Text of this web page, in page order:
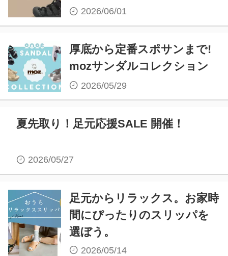
2026/06/01
厚底から定番スポサンまで!
mozサンダルコレクション
2026/05/29
夏先取り！足元応援SALE 開催！
2026/05/27
足元からリラックス。お家時
間にぴったりのスリッパを
選ぼう。
2026/05/14